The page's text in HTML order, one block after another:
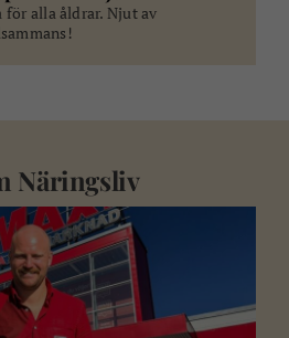
för alla åldrar. Njut av
Näringsliv